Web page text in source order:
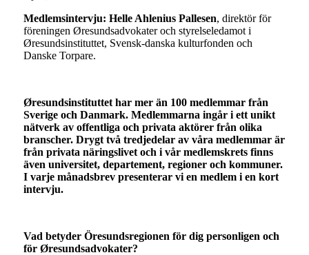
Medlemsintervju: Helle Ahlenius Pallesen, direktör för
föreningen Øresundsadvokater och styrelseledamot i
Øresundsinstituttet, Svensk-danska kulturfonden och
Danske Torpare.
Øresundsinstituttet har mer än 100 medlemmar från
Sverige och Danmark. Medlemmarna ingår i ett unikt
nätverk av offentliga och privata aktörer från olika
branscher. Drygt två tredjedelar av våra medlemmar är
från privata näringslivet och i vår medlemskrets finns
även universitet, departement, regioner och kommuner.
I varje månadsbrev presenterar vi en medlem i en kort
intervju.
Vad betyder Öresundsregionen för dig personligen och
för Øresundsadvokater?